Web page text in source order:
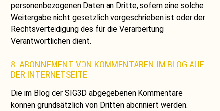
personenbezogenen Daten an Dritte, sofern eine solche
Weitergabe nicht gesetzlich vorgeschrieben ist oder der
Rechtsverteidigung des für die Verarbeitung
Verantwortlichen dient.
8. ABONNEMENT VON KOMMENTAREN IM BLOG AUF
DER INTERNETSEITE
Die im Blog der SIG3D abgegebenen Kommentare
können grundsätzlich von Dritten abonniert werden.